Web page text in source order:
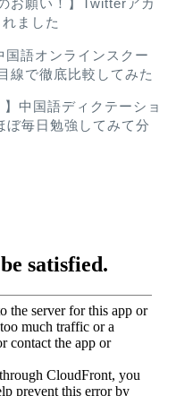
お願い！】Twitterアカ
ました
国語オンラインスクー
線で徹底比較してみた
】中国語ディクテーショ
ぼ毎日勉強してみて分